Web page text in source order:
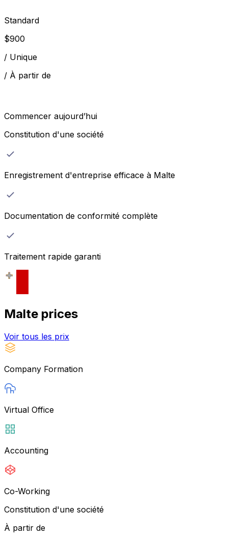
Standard
$900
/ Unique
/ À partir de
Commencer aujourd’hui
Constitution d'une société
Enregistrement d'entreprise efficace à Malte
Documentation de conformité complète
Traitement rapide garanti
Malte prices
Voir tous les prix
Company Formation
Virtual Office
Accounting
Co-Working
Constitution d'une société
À partir de